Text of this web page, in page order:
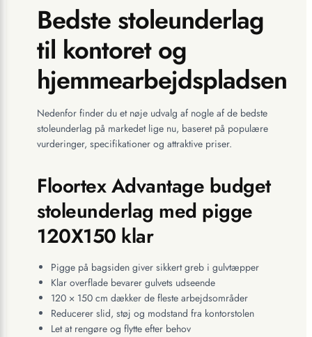
Bedste stoleunderlag
til kontoret og
hjemmearbejdspladsen
Nedenfor finder du et nøje udvalg af nogle af de bedste
stoleunderlag på markedet lige nu, baseret på populære
vurderinger, specifikationer og attraktive priser.
Floortex Advantage budget
stoleunderlag med pigge
120X150 klar
Pigge på bagsiden giver sikkert greb i gulvtæpper
Klar overflade bevarer gulvets udseende
120 × 150 cm dækker de fleste arbejdsområder
Reducerer slid, støj og modstand fra kontorstolen
Let at rengøre og flytte efter behov